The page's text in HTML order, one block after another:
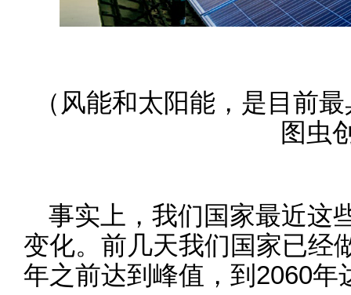
（风能和太阳能，是目前
图虫
事实上，我们国家最近这
变化。前几天我们国家已经
年之前达到峰值，到2060年